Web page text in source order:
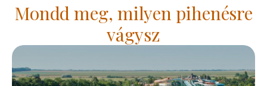
Mondd meg, milyen pihenésre
vágysz